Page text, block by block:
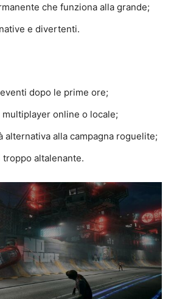
che funziona alla grande;
e divertenti.
dopo le prime ore;
online o locale;
alternativa alla campagna roguelite;
altalenante.